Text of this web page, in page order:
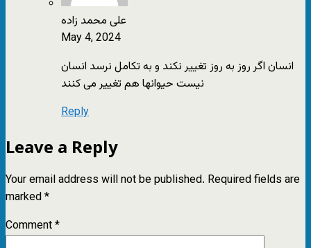
علی محمد زاده
May 4, 2024
انسان اگر روز به روز تغییر نکند و به تکامل نرسد انسان
نیست حیوانها هم تغییر می کنند
Reply
Leave a Reply
Your email address will not be published. Required fields are
marked*
Comment*